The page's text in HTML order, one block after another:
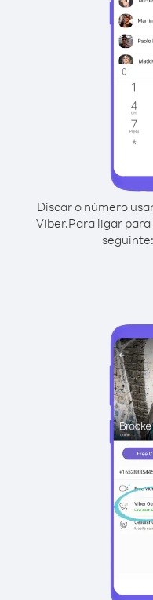
Discar o número
Viber.Para ligar
seguinte: